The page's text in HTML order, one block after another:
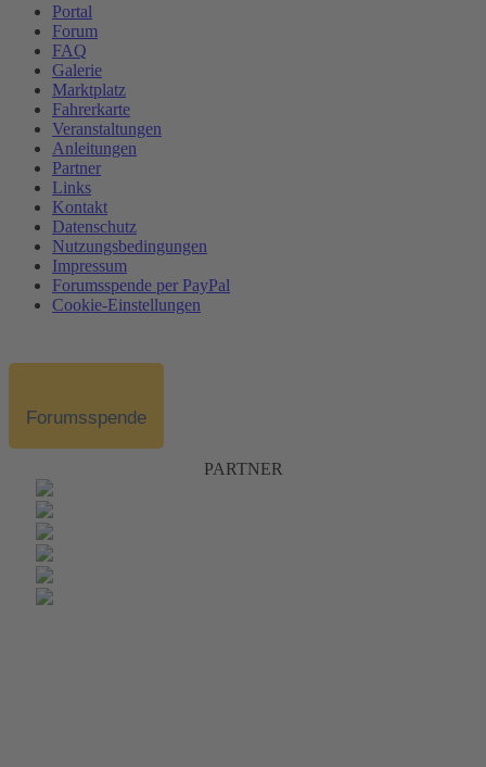
Portal
Forum
FAQ
Galerie
Marktplatz
Fahrerkarte
Veranstaltungen
Anleitungen
Partner
Links
Kontakt
Datenschutz
Nutzungsbedingungen
Impressum
Forumsspende per PayPal
Cookie-Einstellungen
Forumsspende
PARTNER